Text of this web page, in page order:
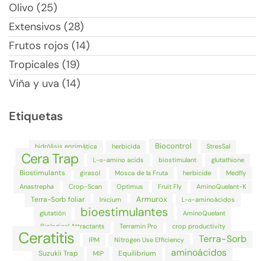
Olivo (25)
Extensivos (28)
Frutos rojos (14)
Tropicales (19)
Viña y uva (14)
Etiquetas
hidrólisis enzimática herbicida Biocontrol StresSal
Cera Trap L-α-amino acids biostimulant glutathione
Biostimulants girasol Mosca de la Fruta herbicide
Medfly
Anastrepha
Crop-Scan Optimus Fruit Fly AminoQuelant-K
Terra-Sorb foliar Inicium Armurox
L-α-aminoácidos
glutatión
bioestimulantes
AminoQuelant
Biological Attractants
Terramin Pro crop productivity
Ceratitis IPM Nitrogen Use Efficiency Terra-Sorb
Suzukii Trap MIP Equilibrium aminoácidos